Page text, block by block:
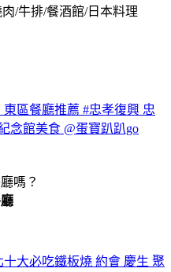
東區餐廳推薦 #忠孝復興 忠
念館美食 @蛋寶趴趴go
嗎？
十大必吃鐵板燒 約會 慶生 聚